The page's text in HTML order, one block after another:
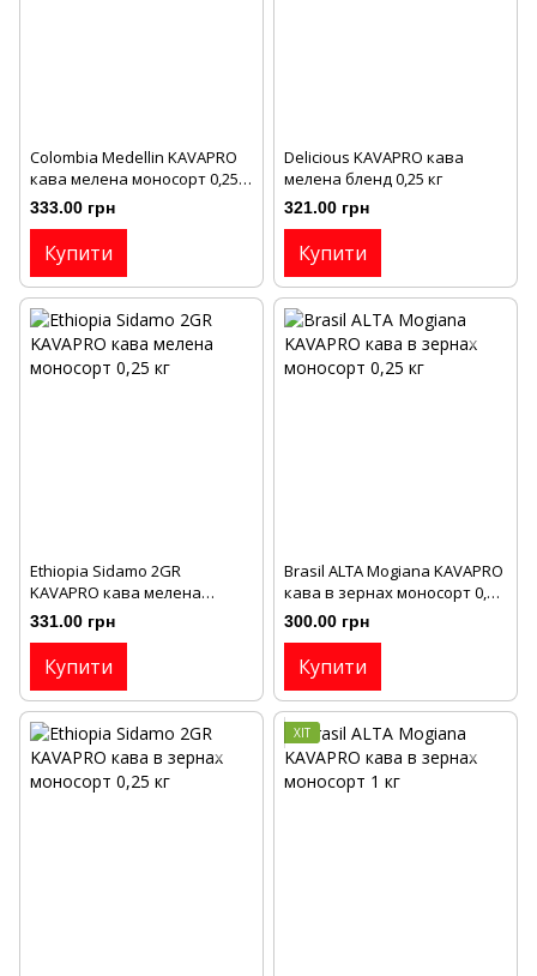
Colombia Medellin KAVAPRO
кава мелена моносорт 0,25
кг
333.00 грн
Купити
Delicious KAVAPRO кава
мелена бленд 0,25 кг
321.00 грн
Купити
Ethiopia Sіdamo 2GR
KAVAPRO кава мелена
моносорт 0,25 кг
331.00 грн
Купити
Brasil ALTA Mogianа KAVAPRO
кава в зернах моносорт 0,25
кг
300.00 грн
Купити
ХІТ